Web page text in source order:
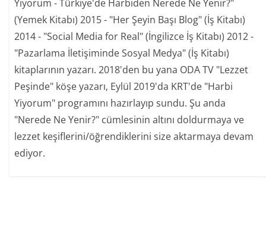
Yiyorum - Türkiye'de Harbiden Nerede Ne Yenir?"
(Yemek Kitabı) 2015 - "Her Şeyin Başı Blog" (İş Kitabı)
2014 - "Social Media for Real" (İngilizce İş Kitabı) 2012 -
"Pazarlama İletişiminde Sosyal Medya" (İş Kitabı)
kitaplarının yazarı. 2018'den bu yana ODA TV "Lezzet
Peşinde" köşe yazarı, Eylül 2019'da KRT'de "Harbi
Yiyorum" programını hazırlayıp sundu. Şu anda
"Nerede Ne Yenir?" cümlesinin altını doldurmaya ve
lezzet keşiflerini/öğrendiklerini size aktarmaya devam
ediyor.